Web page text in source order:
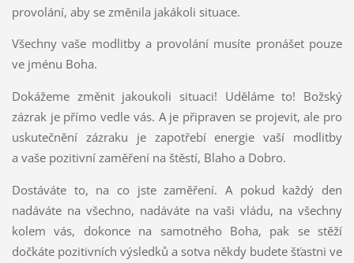
provolání, aby se změnila jakákoli situace.
Všechny vaše modlitby a provolání musíte pronášet pouze
ve jménu Boha.
Dokážeme změnit jakoukoli situaci! Uděláme to! Božský
zázrak je přímo vedle vás. A je připraven se projevit, ale pro
uskutečnění zázraku je zapotřebí energie vaší modlitby
a vaše pozitivní zaměření na štěstí, Blaho a Dobro.
Dostáváte to, na co jste zaměření. A pokud každý den
nadáváte na všechno, nadáváte na vaši vládu, na všechny
kolem vás, dokonce na samotného Boha, pak se stěží
dočkáte pozitivních výsledků a sotva někdy budete šťastni ve